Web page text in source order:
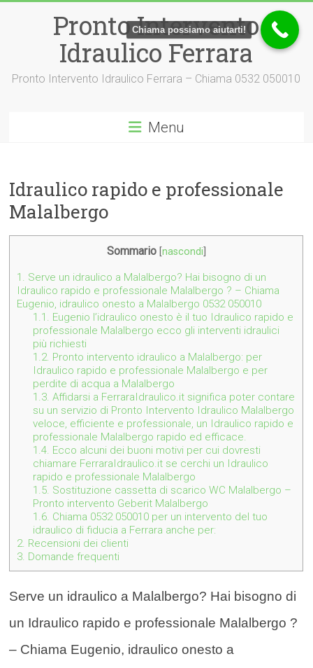
Pronto Intervento
Idraulico Ferrara
Pronto Intervento Idraulico Ferrara – Chiama 0532 050010
Menu
Idraulico rapido e professionale
Malalbergo
Sommario nascondi
1. Serve un idraulico a Malalbergo? Hai bisogno di un
Idraulico rapido e professionale Malalbergo ? – Chiama
Eugenio, idraulico onesto a Malalbergo 0532 050010
1.1. Eugenio l’idraulico onesto è il tuo Idraulico rapido e
professionale Malalbergo ecco gli interventi idraulici
più richiesti
1.2. Pronto intervento idraulico a Malalbergo: per
Idraulico rapido e professionale Malalbergo e per
perdite di acqua a Malalbergo
1.3. Affidarsi a FerraraIdraulico.it significa poter contare
su un servizio di Pronto Intervento Idraulico Malalbergo
veloce, efficiente e professionale, un Idraulico rapido e
professionale Malalbergo rapido ed efficace.
1.4. Ecco alcuni dei buoni motivi per cui dovresti
chiamare FerraraIdraulico.it se cerchi un Idraulico
rapido e professionale Malalbergo
1.5. Sostituzione cassetta di scarico WC Malalbergo –
Pronto intervento Geberit Malalbergo
1.6. Chiama 0532 050010 per un intervento del tuo
idraulico di fiducia a Ferrara anche per:
2. Recensioni dei clienti
3. Domande frequenti
Serve un idraulico a Malalbergo? Hai bisogno di
un Idraulico rapido e professionale Malalbergo ?
– Chiama Eugenio, idraulico onesto a
Chiama possiamo aiutarti!